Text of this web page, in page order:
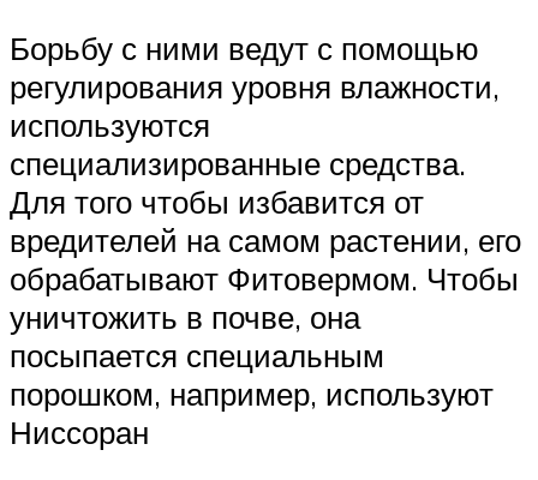
Борьбу с ними ведут с помощью
регулирования уровня влажности,
используются
специализированные средства.
Для того чтобы избавится от
вредителей на самом растении, его
обрабатывают Фитовермом. Чтобы
уничтожить в почве, она
посыпается специальным
порошком, например, используют
Ниссоран